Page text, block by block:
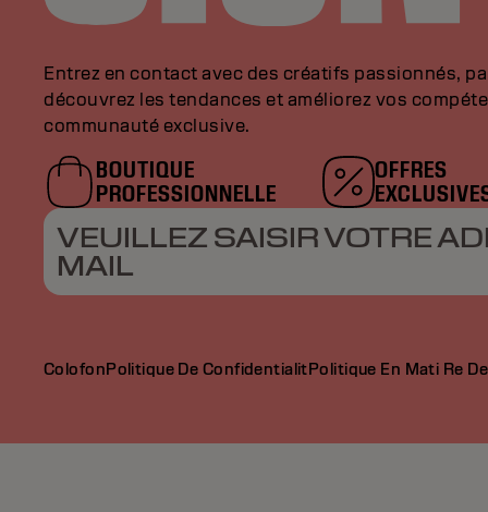
Entrez en contact avec des créatifs passionnés,
découvrez les tendances et améliorez vos
communauté exclusive.
BOUTIQUE
PROFESSIONNELLE
OFFRES
VEUILLEZ SAISIR VOTRE
MAIL
ColofonPolitique De ConfidentialitPolitique En Mati Re